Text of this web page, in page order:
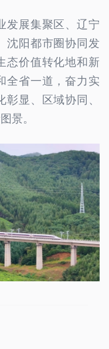
发展集聚区、辽宁
沈阳都市圈协同发
态价值转化地和新
全省一道，奋力实
显、区域协同、
景。